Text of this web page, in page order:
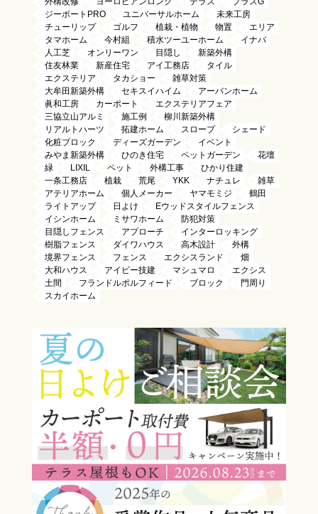
ジーポートPRO
ユニバーサルホーム
未来工房
チューリップ
ゴルフ 植栽・植物 物置
エリア
タマホーム
今村組 積水ツーユーホーム
イナバ
人工芝
オンリーワン 目隠し
新築外構
住友林業
新産住宅 アイ工務店
タイル
エクステリア
タカショー
雑草対策
大牟田新築外構
セキスイハイム
アーバンホーム
眞和工房
カーポート
エクステリアフェア
三協立山アルミ
施工例
柳川新築外構
リアルトハーツ
拓建ホーム スロープ
シェード
化粧ブロック
ディーズガーデン
イベント
みやま新築外構
ひのき住宅 ペットガーデン
花壇
緑
LIXIL ペット 外構工事
ひかり住建
一条工務店
植栽 荒尾 YKK ナチュレ
雑草
アテリアホーム
個人メーカー ヤマモミジ
鶴田
ライトアップ
日よけ
Eウッドスタイルフェンス
イシンホーム
ミサワホーム
防犯対策
目隠しフェンス
アプローチ
インターロッキング
樹脂フェンス
ダイワハウス 高木設計
外構
境界フェンス
フェンス エクシスランド
畑
大和ハウス
アイビー技建 マシュマロ
エクシス
土間
フランドルポルフィード ブロック
門周り
スカイホーム